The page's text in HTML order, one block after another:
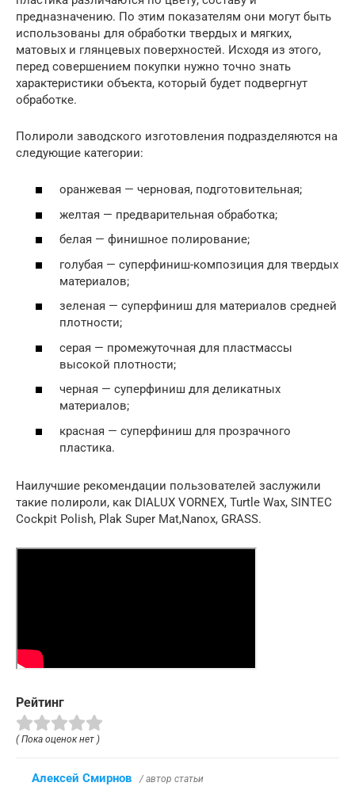
предназначению. По этим показателям они могут быть
использованы для обработки твердых и мягких,
матовых и глянцевых поверхностей. Исходя из этого,
перед совершением покупки нужно точно знать
характеристики объекта, который будет подвергнут
обработке.
Полироли заводского изготовления подразделяются на
следующие категории:
оранжевая — черновая, подготовительная;
желтая — предварительная обработка;
белая — финишное полирование;
голубая — суперфиниш-композиция для твердых
материалов;
зеленая — суперфиниш для материалов средней
плотности;
серая — промежуточная для пластмассы
высокой плотности;
черная — суперфиниш для деликатных
материалов;
красная — суперфиниш для прозрачного
пластика.
Наилучшие рекомендации пользователей заслужили
такие полироли, как DIALUX VORNEX, Turtle Wax, SINTEC
Cockpit Polish, Plak Super Mat,Nanox, GRASS.
Рейтинг
( Пока оценок нет )
Алексей Смирнов / автор статьи